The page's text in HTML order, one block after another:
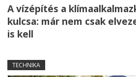
A vízépítés a
kulcsa: már nem csak
is kell
TECHNIKA